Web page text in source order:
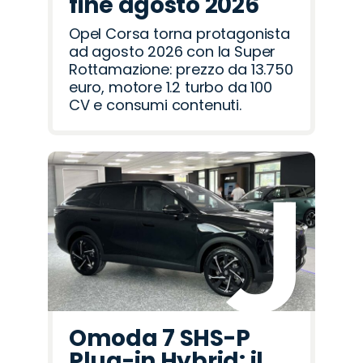
Opel Corsa torna protagonista
ad agosto 2026 con la Super
Rottamazione: prezzo da 13.750
euro, motore 1.2 turbo da 100
CV e consumi contenuti.
Omoda 7 SHS-P